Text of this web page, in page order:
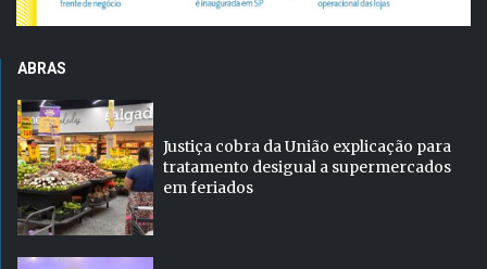
ABRAS
Justiça cobra da União explicação para
tratamento desigual a supermercados
em feriados